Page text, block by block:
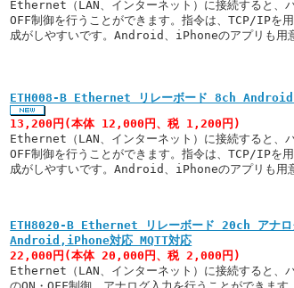
Ethernet（LAN、インターネット）に接続すると、パ
OFF制御を行うことができます。指令は、TCP/IPを
成がしやすいです。Android、iPhoneのアプリも用
ETH008-B Ethernet リレーボード 8ch
13,200円(本体 12,000円、税 1,200円)
Ethernet（LAN、インターネット）に接続すると、パ
OFF制御を行うことができます。指令は、TCP/IPを
成がしやすいです。Android、iPhoneのアプリも用
ETH8020-B Ethernet リレーボード 20ch アナロ
Android,iPhone対応 MQTT対応
22,000円(本体 20,000円、税 2,000円)
Ethernet（LAN、インターネット）に接続すると、